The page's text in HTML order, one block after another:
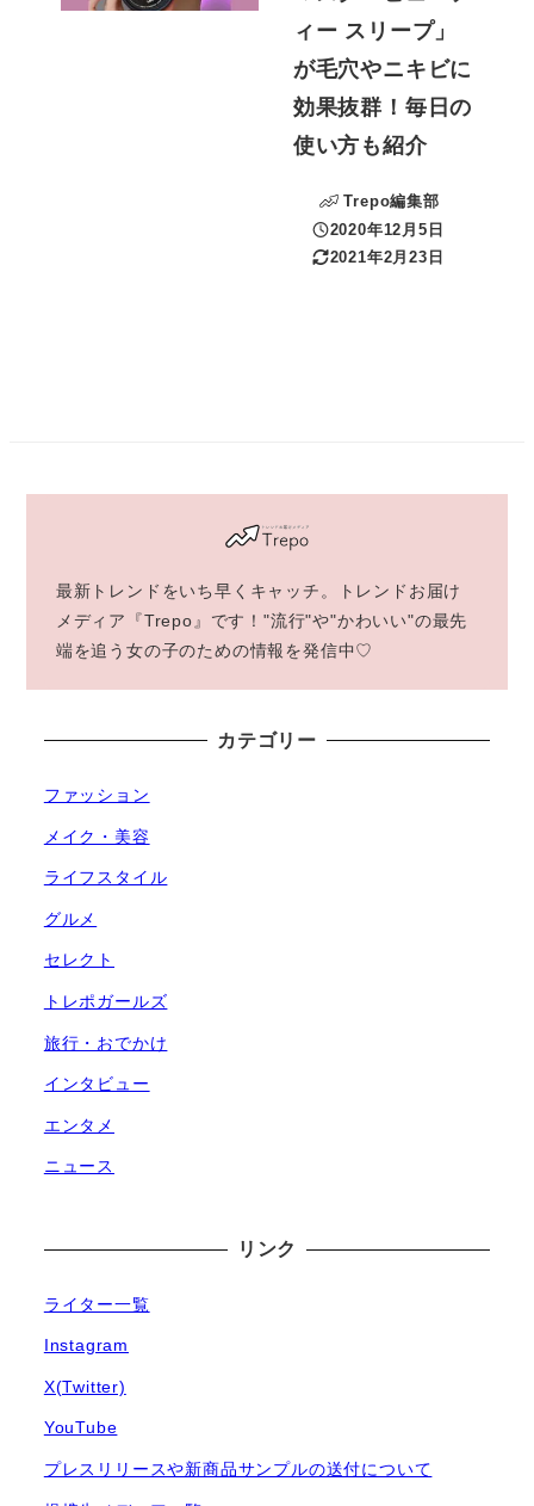
ィー スリープ」
が毛穴やニキビに
効果抜群！毎日の
使い方も紹介
Trepo編集部
投稿日
2020年12月5日
更新日
2021年2月23日
最新トレンドをいち早くキャッチ。トレンドお届け
メディア『Trepo』です！"流行"や"かわいい"の最先
端を追う女の子のための情報を発信中♡
カテゴリー
ファッション
メイク・美容
ライフスタイル
グルメ
セレクト
トレポガールズ
旅行・おでかけ
インタビュー
エンタメ
ニュース
リンク
ライター一覧
Instagram
X(Twitter)
YouTube
プレスリリースや新商品サンプルの送付について